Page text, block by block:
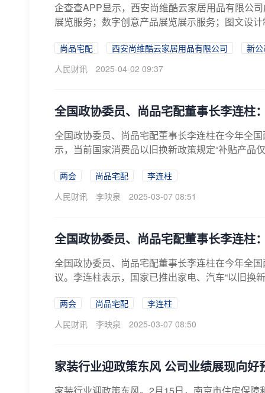
企查查APP显示，西安尚维酷云家居用品有限公
展览服务；数字创意产品展览展示服务；图文设
尚品宅配 西安尚维酷云家居用品有限公司
新
人民财讯
2025-04-02 09:37
全国政协委员、尚品宅配董事长李连柱
全国政协委员、尚品宅配董事长李连柱在今年全
示，当前国家消费品以旧换新政策规定“补贴产品
两会 尚品宅配
李连柱
人民财讯
李映泉 2025-03-07 08:51
全国政协委员、尚品宅配董事长李连柱
全国政协委员、尚品宅配董事长李连柱在今年全
议。李连柱表示，国家已推出家电、汽车“以旧换
两会 尚品宅配
李连柱
人民财讯
李映泉 2025-03-07 08:50
家装行业迎政策东风 公司业绩展现向好